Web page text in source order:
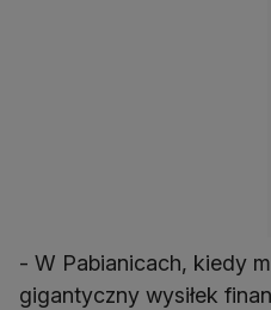
- W Pabianicach, kiedy
gigantyczny wysiłek